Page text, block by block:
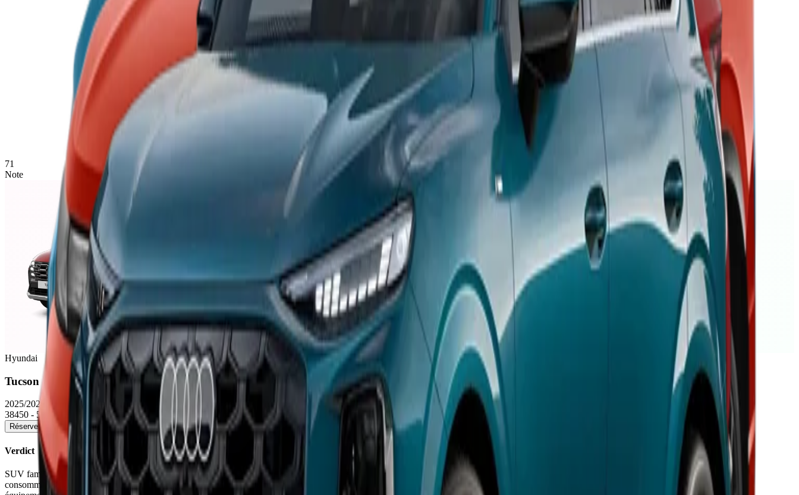
71
Note
Hyundai
Tucson
2025/2026
38450 - 55150 €
Réserver un essai Voir la fiche détaillée →
Verdict
SUV familial complet et habitable mais sans réel caractère. Intérieur modernisé réussi avec écrans 12,3 pouces, mais ergonomie complexe. Motorisation hybride sobre en ville (moins de 6 l/100) mais
consommation autoroutière décevante (9+ l/100). Amortissement trop ferme gâche le confort urbain malgré suspension pilotée. Version PHEV offre 55 km d'autonomie réelle mais à prix élevé. Rapport